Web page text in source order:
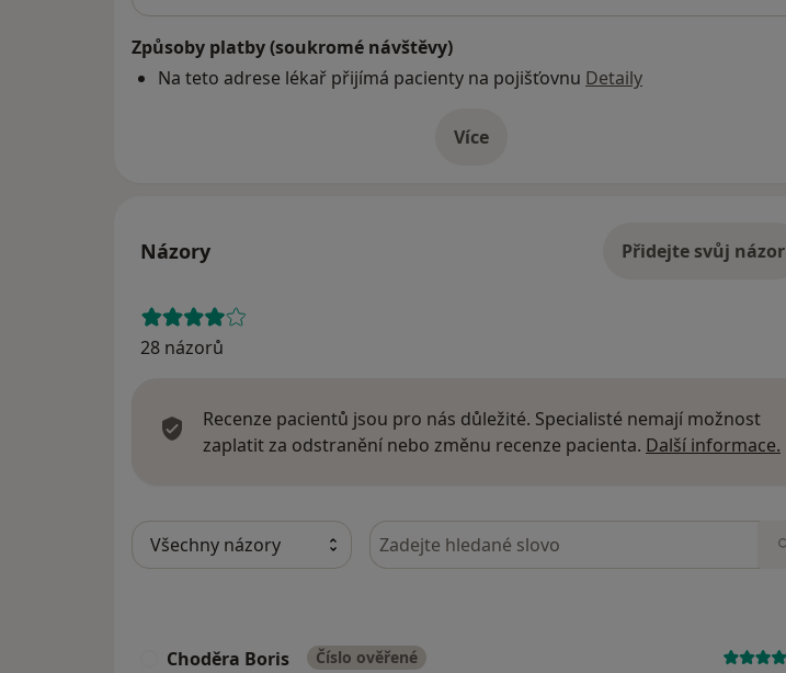
Způsoby platby (soukromé návštěvy)
Na teto adrese lékař přijímá pacienty na pojišťovnu Detaily
Víceo adrese
Názory Přidejte svůj názor
28 názorů
Recenze pacientů jsou pro nás důležité. Specialisté nemají možnost
zaplatit za odstranění nebo změnu recenze pacienta. Další informace.
Hledejte v názorech
Choděra Boris Číslo ověřené